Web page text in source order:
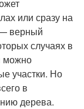
или сразу на
верный
случаях в
можно
участки. Но
в
дерева.